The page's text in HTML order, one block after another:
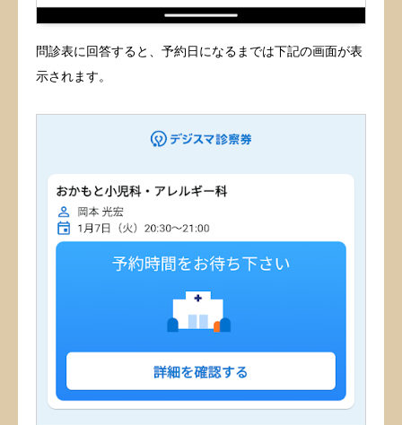
問診表に回答すると、予約日になるまでは下記の画面が表
示されます。